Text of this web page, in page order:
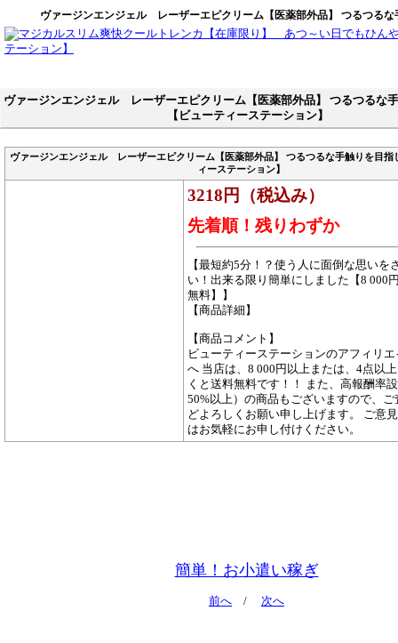
ヴァージンエンジェル レーザーエピクリーム【医薬部外品】 つるつる
ヴァージンエンジェル レーザーエピクリーム【医薬部外品】 つるつるな
【ビューティーステーション】
ヴァージンエンジェル レーザーエピクリーム【医薬部外品】 つるつるな手触りを目指
ィーステーション】
3218円（税込み）
先着順！残りわずか
【最短約5分！？使う人に面倒な思いを
い！出来る限り簡単にしました【8 000
無料】】
【商品詳細】
【商品コメント】
ビューティーステーションのアフィリ
へ 当店は、8 000円以上または、4点以
くと送料無料です！！ また、高報酬率
50%以上）の商品もございますので、ご
どよろしくお願い申し上げます。 ご意
はお気軽にお申し付けください。
簡単！お小遣い稼ぎ
前へ / 次へ